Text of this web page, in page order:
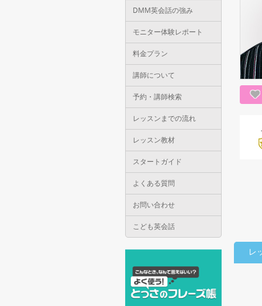
DMM英会話の強み
モニター体験レポート
料金プラン
講師について
予約・講師検索
レッスンまでの流れ
レッスン教材
スタートガイド
よくある質問
お問い合わせ
こども英会話
レ